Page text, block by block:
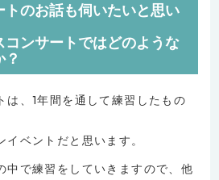
のお話も伺いたいと思い
コンサートではどのような
は、1年間を通して練習したもの
ベントだと思います。
中で練習をしていきますので、他